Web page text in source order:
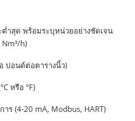
ต่ำสุด พร้อมระบุหน่วยอย่างชัดเจน
Nm³/h)
ปอนด์ต่อตารางนิ้ว)
หรือ °F)
ร (4-20 mA, Modbus, HART)